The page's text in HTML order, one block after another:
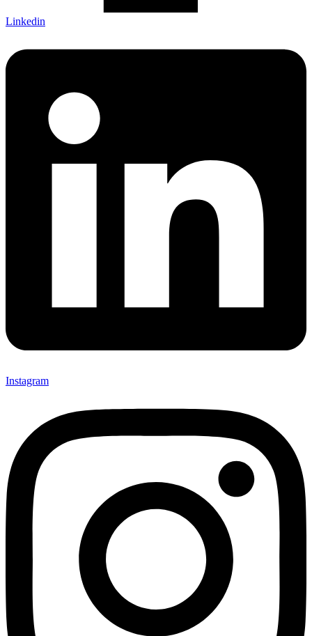
Linkedin
Instagram